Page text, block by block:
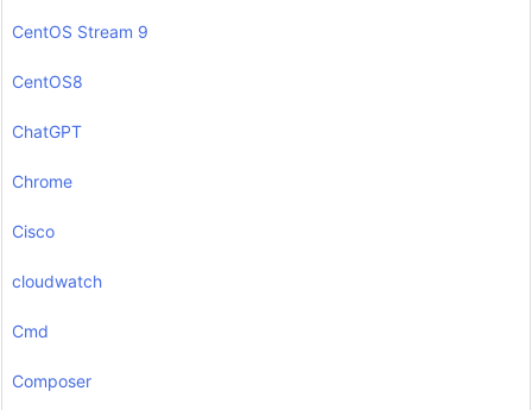
CentOS Stream 9
CentOS8
ChatGPT
Chrome
Cisco
cloudwatch
Cmd
Composer